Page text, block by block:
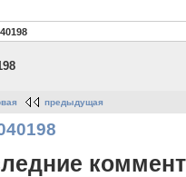
предыдущая